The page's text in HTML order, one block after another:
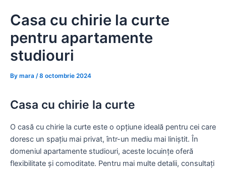
Casa cu chirie la curte
pentru apartamente
studiouri
By mara /8 octombrie 2024
Casa cu chirie la curte
O casă cu chirie la curte este o opțiune ideală pentru cei care
doresc un spațiu mai privat, într-un mediu mai liniștit. În
domeniul apartamente studiouri, aceste locuințe oferă
flexibilitate și comoditate. Pentru mai multe detalii, consultați